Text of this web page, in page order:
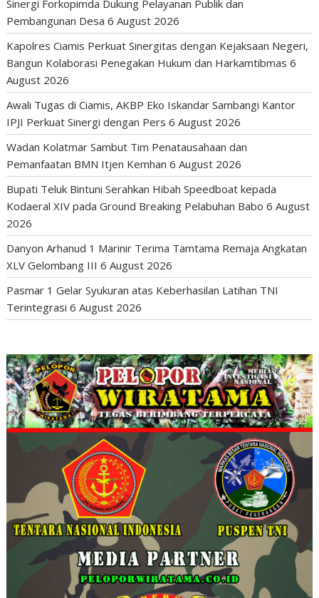
Sinergi Forkopimda Dukung Pelayanan Publik dan
Pembangunan Desa 6 August 2026
Kapolres Ciamis Perkuat Sinergitas dengan Kejaksaan Negeri,
Bangun Kolaborasi Penegakan Hukum dan Harkamtibmas 6
August 2026
Awali Tugas di Ciamis, AKBP Eko Iskandar Sambangi Kantor
IPJI Perkuat Sinergi dengan Pers 6 August 2026
Wadan Kolatmar Sambut Tim Penatausahaan dan
Pemanfaatan BMN Itjen Kemhan 6 August 2026
Bupati Teluk Bintuni Serahkan Hibah Speedboat kepada
Kodaeral XIV pada Ground Breaking Pelabuhan Babo 6 August
2026
Danyon Arhanud 1 Marinir Terima Tamtama Remaja Angkatan
XLV Gelombang III 6 August 2026
Pasmar 1 Gelar Syukuran atas Keberhasilan Latihan TNI
Terintegrasi 6 August 2026